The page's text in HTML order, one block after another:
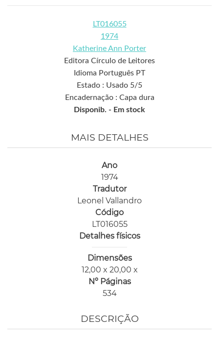
LT016055
1974
Katherine Ann Porter
Editora Círculo de Leitores
Idioma Português PT
Estado : Usado 5/5
Encadernação : Capa dura
Disponib. - Em stock
MAIS DETALHES
Ano
1974
Tradutor
Leonel Vallandro
Código
LT016055
Detalhes físicos
Dimensões
12,00 x 20,00 x
Nº Páginas
534
DESCRIÇÃO